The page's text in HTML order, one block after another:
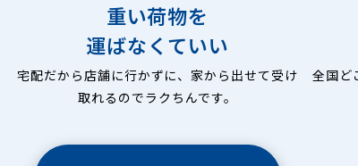
重い荷物を
運ばなくていい
宅配だから店舗に行かずに、家から出せて受け
取れるのでラクちんです。
全国ど